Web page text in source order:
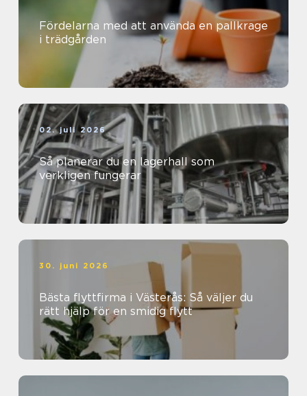
Fördelarna med att använda en pallkrage
i trädgården
02. juli 2026
Så planerar du en lagerhall som
verkligen fungerar
30. juni 2026
Bästa flyttfirma i Västerås: Så väljer du
rätt hjälp för en smidig flytt